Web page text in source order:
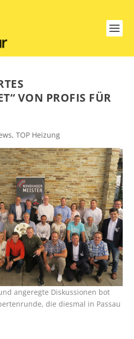
VON PROFIS FÜR
,TOP Heizung
angeregte Diskussionen bot
die diesmal in Passau